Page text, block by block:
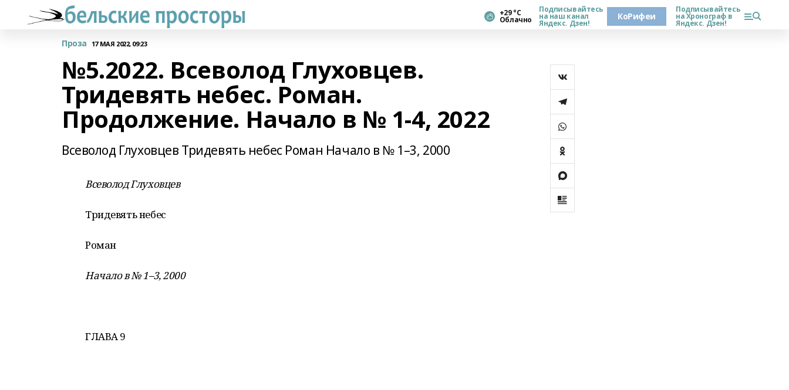
+29 °С
Облачно
Подписывайтесь
на наш канал
Яндекс. Дзен!
КоРифеи
Подписывайтесь
на Хронограф в
Яндекс. Дзен!
Проза 17 МАЯ 2022, 09:23
№5.2022. Всеволод Глуховцев.
Тридевять небес. Роман.
Продолжение. Начало в № 1-4, 2022
Всеволод Глуховцев Тридевять небес Роман Начало в № 1–3, 2000
Всеволод Глуховцев
Тридевять небес
Роман
Начало в № 1–3, 2000
ГЛАВА 9